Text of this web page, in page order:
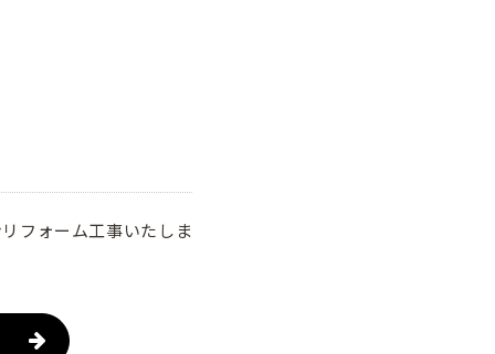
フォーム工事いたしま